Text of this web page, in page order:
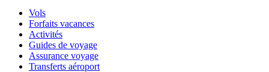
Vols
Forfaits vacances
Activités
Guides de voyage
Assurance voyage
Transferts aéroport